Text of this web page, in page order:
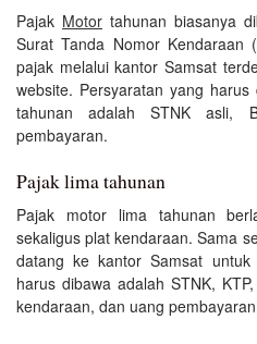
Pajak Motor tahunan biasanya
Surat Tanda Nomor Kendaraan
pajak melalui kantor Samsat
website. Persyaratan yang
tahunan adalah STNK asli,
pembayaran.
Pajak lima tahunan
Pajak motor lima tahunan
sekaligus plat kendaraan. Sama
datang ke kantor Samsat untuk
harus dibawa adalah STNK,
kendaraan, dan uang